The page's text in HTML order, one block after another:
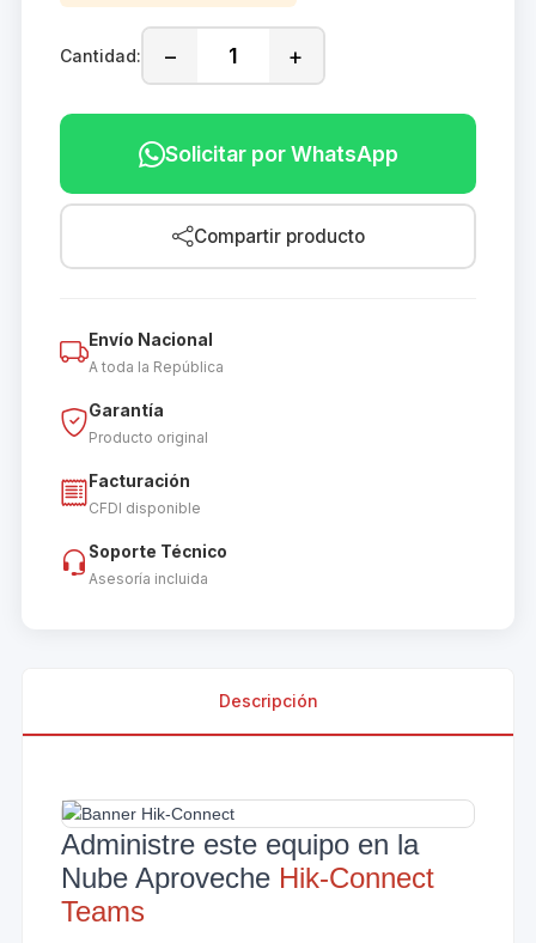
Cantidad: − +
Solicitar por WhatsApp
Compartir producto
Envío Nacional
A toda la República
Garantía
Producto original
Facturación
CFDI disponible
Soporte Técnico
Asesoría incluida
Descripción
Administre este equipo en la
Nube Aproveche Hik-Connect
Teams